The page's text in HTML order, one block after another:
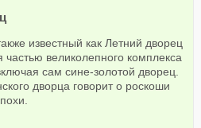
известный как Летний дворец
великолепного комплекса
сам сине-золотой дворец.
дворца говорит о роскоши